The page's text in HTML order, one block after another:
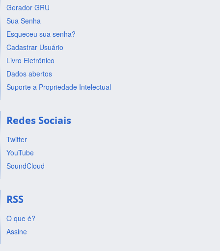
Gerador GRU
Sua Senha
Esqueceu sua senha?
Cadastrar Usuário
Livro Eletrônico
Dados abertos
Suporte a Propriedade Intelectual
Redes Sociais
Twitter
YouTube
SoundCloud
RSS
O que é?
Assine